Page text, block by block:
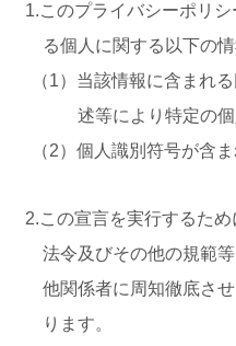
1.このプライバシーポリ
る個人に関する以下の情
（1）当該情報に含まれ
述等により特定の
（2）個人識別符号が含
2.この宣言を実行するた
法令及びその他の規範
他関係者に周知徹底さ
ります。